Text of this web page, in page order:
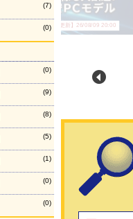
(7)
(0)
(0)
(9)
(8)
(5)
(1)
(0)
(0)
【最終更新】26/08/09 20:00